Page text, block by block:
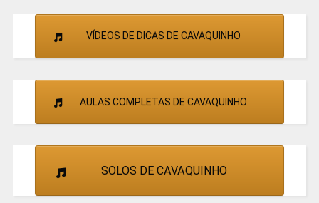
VÍDEOS DE DICAS DE CAVAQUINHO
AULAS COMPLETAS DE CAVAQUINHO
SOLOS DE CAVAQUINHO